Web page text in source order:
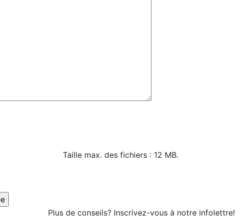
Taille max. des fichiers : 12 MB.
Plus de conseils? Inscrivez-vous à notre infolettre!